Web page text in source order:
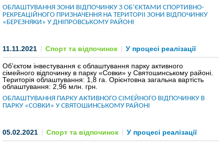
ІНВЕСТИЦІЙНИЙ ФОРУМ 2020
ІНВЕСТИЦІЙНИЙ ФОРУМ 2018
ІНВЕСТИЦІЙНИЙ ФОРУМ 2017
ІНВЕСТИЦІЙНИЙ ФОРУМ 2016
АГЕНТСТВО
ОБЛАШТУВАННЯ ЗОНИ ВІДПОЧИНКУ З ОБ’ЄКТАМИ СПОРТИВНО-
РЕКРЕАЦIЙНОГО ПРИЗНАЧЕННЯ НА ТЕРИТОРІІ ЗОНИ ВІДПОЧИНКУ
«БЕРЕЗНЯКИ» У ДНIПРОВСЬКОМУ РАЙОНІ
11.11.2021 Спорт та відпочинок У процесі реалізації
Об’єктом інвестування є облаштування парку активного
сімейного відпочинку в парку «Совки» у Святошинському районі.
Територія облаштування: 1,8 га. Орієнтовна загальна вартість
облаштування: 2,96 млн. грн.
ОБЛАШТУВАННЯ ПАРКУ АКТИВНОГО СІМЕЙНОГО ВІДПОЧИНКУ В
ПАРКУ «СОВКИ» У СВЯТОШИНСЬКОМУ РАЙОНІ
05.02.2021 Спорт та відпочинок У процесі реалізації